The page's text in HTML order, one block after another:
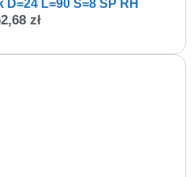
D=24 L=90 S=8 SP RH
zł